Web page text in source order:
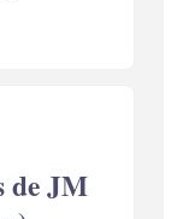
de JM